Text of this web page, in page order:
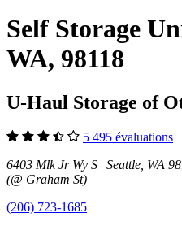
Self Storage
WA, 98118
U-Haul Storage of
5 495 évaluations
6403 Mlk Jr Wy S Seattle, WA
(@ Graham St)
(206) 723-1685